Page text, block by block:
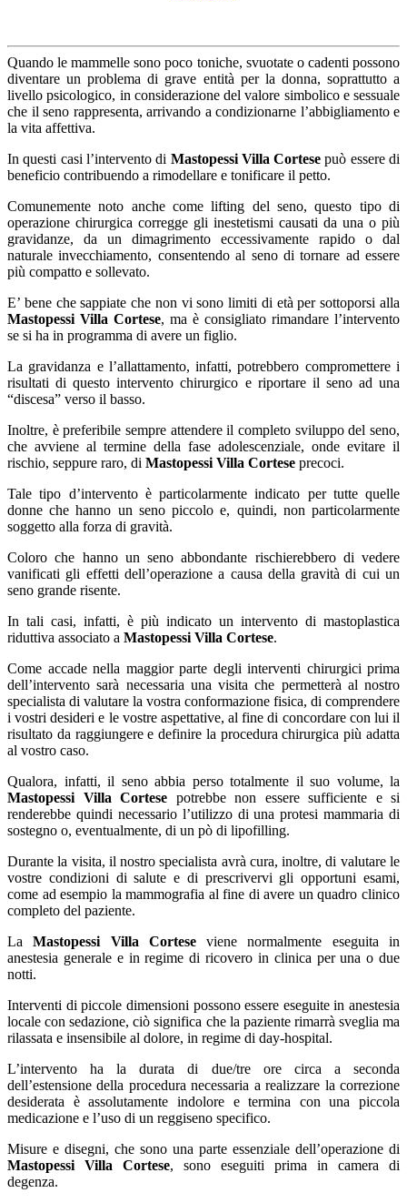
Quando le mammelle sono poco toniche, svuotate o cadenti possono
diventare un problema di grave entità per la donna, soprattutto a
livello psicologico, in considerazione del valore simbolico e sessuale
che il seno rappresenta, arrivando a condizionarne l’abbigliamento e
la vita affettiva.
In questi casi l’intervento di Mastopessi Villa Cortese può essere di
beneficio contribuendo a rimodellare e tonificare il petto.
Comunemente noto anche come lifting del seno, questo tipo di
operazione chirurgica corregge gli inestetismi causati da una o più
gravidanze, da un dimagrimento eccessivamente rapido o dal
naturale invecchiamento, consentendo al seno di tornare ad essere
più compatto e sollevato.
E’ bene che sappiate che non vi sono limiti di età per sottoporsi alla
Mastopessi Villa Cortese, ma è consigliato rimandare l’intervento
se si ha in programma di avere un figlio.
La gravidanza e l’allattamento, infatti, potrebbero compromettere i
risultati di questo intervento chirurgico e riportare il seno ad una
“discesa” verso il basso.
Inoltre, è preferibile sempre attendere il completo sviluppo del seno,
che avviene al termine della fase adolescenziale, onde evitare il
rischio, seppure raro, di Mastopessi Villa Cortese precoci.
Tale tipo d’intervento è particolarmente indicato per tutte quelle
donne che hanno un seno piccolo e, quindi, non particolarmente
soggetto alla forza di gravità.
Coloro che hanno un seno abbondante rischierebbero di vedere
vanificati gli effetti dell’operazione a causa della gravità di cui un
seno grande risente.
In tali casi, infatti, è più indicato un intervento di mastoplastica
riduttiva associato a Mastopessi Villa Cortese.
Come accade nella maggior parte degli interventi chirurgici prima
dell’intervento sarà necessaria una visita che permetterà al nostro
specialista di valutare la vostra conformazione fisica, di comprendere
i vostri desideri e le vostre aspettative, al fine di concordare con lui il
risultato da raggiungere e definire la procedura chirurgica più adatta
al vostro caso.
Qualora, infatti, il seno abbia perso totalmente il suo volume, la
Mastopessi Villa Cortese potrebbe non essere sufficiente e si
renderebbe quindi necessario l’utilizzo di una protesi mammaria di
sostegno o, eventualmente, di un pò di lipofilling.
Durante la visita, il nostro specialista avrà cura, inoltre, di valutare le
vostre condizioni di salute e di prescrivervi gli opportuni esami,
come ad esempio la mammografia al fine di avere un quadro clinico
completo del paziente.
LaMastopessi Villa Corteseviene normalmente eseguita in
anestesia generale e in regime di ricovero in clinica per una o due
notti.
Interventi di piccole dimensioni possono essere eseguite in anestesia
locale con sedazione, ciò significa che la paziente rimarrà sveglia ma
rilassata e insensibile al dolore, in regime di day-hospital.
L’intervento ha la durata di due/tre ore circa a seconda
dell’estensione della procedura necessaria a realizzare la correzione
desiderata è assolutamente indolore e termina con una piccola
medicazione e l’uso di un reggiseno specifico.
Misure e disegni, che sono una parte essenziale dell’operazione di
Mastopessi Villa Cortese, sono eseguiti prima in camera di
degenza.